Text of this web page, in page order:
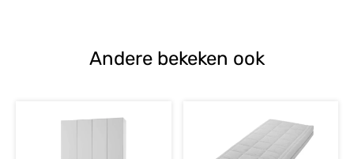
Andere bekeken ook